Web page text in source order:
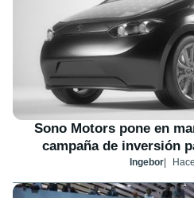
Sono Motors pone en
campaña de inversión
Ingebor